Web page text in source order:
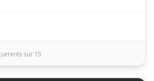
sur 15